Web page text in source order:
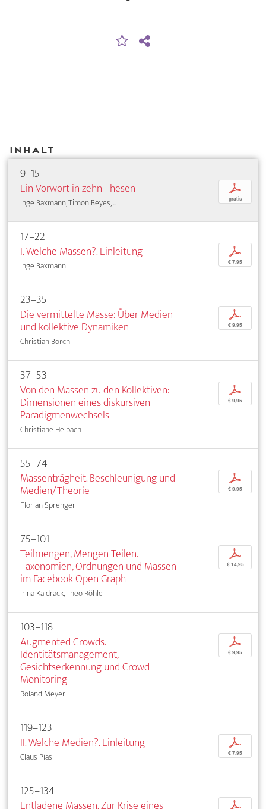
Inhalt
9–15
Ein Vorwort in zehn Thesen
Inge Baxmann, Timon Beyes, ...
p
gratis
17–22
I. Welche Massen?. Einleitung
Inge Baxmann
p
€ 7,95
23–35
Die vermittelte Masse: Über Medien
und kollektive Dynamiken
Christian Borch
p
€ 9,95
37–53
Von den Massen zu den Kollektiven:
Dimensionen eines diskursiven
Paradigmenwechsels
Christiane Heibach
p
€ 9,95
55–74
Massenträgheit. Beschleunigung und
Medien/Theorie
Florian Sprenger
p
€ 9,95
75–101
Teilmengen, Mengen Teilen.
Taxonomien, Ordnungen und Massen
im Facebook Open Graph
Irina Kaldrack, Theo Röhle
p
€ 14,95
103–118
Augmented Crowds.
Identitätsmanagement,
Gesichtserkennung und Crowd
Monitoring
Roland Meyer
p
€ 9,95
119–123
II. Welche Medien?. Einleitung
Claus Pias
p
€ 7,95
125–134
p